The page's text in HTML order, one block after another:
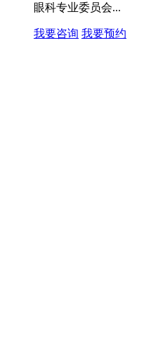
眼科专业委员会...
我要咨询 我要预约